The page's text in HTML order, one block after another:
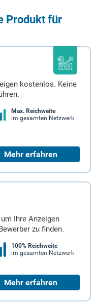
Produkt für
kostenlos. Keine
Max. Reichweite
im gesamten Netzwerk
Mehr erfahren
Ihre Anzeigen
zu finden.
100% Reichweite
im gesamten Netzwerk
Mehr erfahren